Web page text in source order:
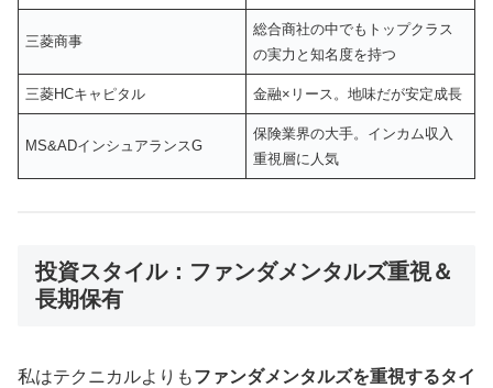
三菱商事
総合商社の中でもトップクラス
の実力と知名度を持つ
三菱HCキャピタル 金融×リース。地味だが安定成長
MS&ADインシュアランスG
保険業界の大手。インカム収入
重視層に人気
投資スタイル：ファンダメンタルズ重視＆
長期保有
私はテクニカルよりもファンダメンタルズを重視するタイ